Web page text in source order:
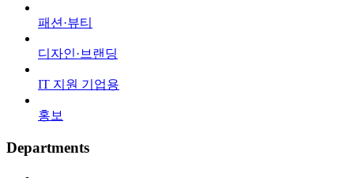
패션·뷰티
디자인·브랜딩
IT 지원 기업용
홍보
Departments